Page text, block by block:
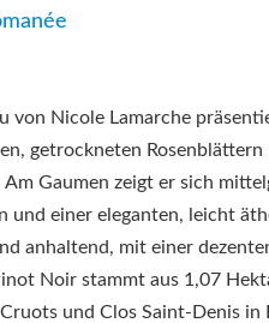
von Nicole Lamarche
getrockneten Rosenblättern
Am Gaumen zeigt er sich
und einer eleganten, leicht
anhaltend, mit einer
Noir stammt aus 1,07
und Clos Saint-Denis in